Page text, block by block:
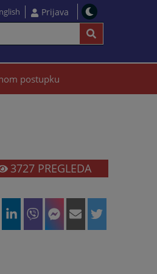
Prijava
postupku
3727PREGLEDA